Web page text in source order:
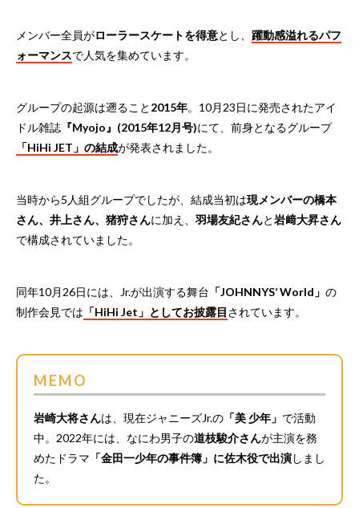
メンバー全員がローラースケートを得意とし、 躍動感溢れるパフ
ォーマンスで人気を集めています。
グループの起源は遡ること 2015年。10月23日に発売されたアイ
ドル雑誌 『Myojo』(2015年12月号)にて、前身となるグループ
「HiHi JET」の結成が発表されました。
当時から5人組グループでしたが、結成当初は現メンバーの橋本
さん、井上さん、猪狩さんに加え、 羽場友紀さんと岩﨑大昇さん
で構成されていました。
同年10月26日には、Jr.が出演する舞台 「JOHNNYS’ World」 の
制作会見では 「HiHi Jet」としてお披露目されています。
MEMO
岩崎大将さんは、現在ジャニーズJr.の 「美 少年」 で活動
中。2022年には、なにわ男子の道枝駿介さんが主演を務
めたドラマ 「金田一少年の事件簿」に佐木役で出演しまし
た。